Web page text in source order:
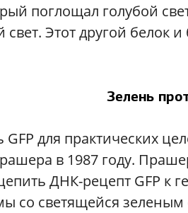
поглощал голубой
Этот другой белок
Зелень
GFP для практических
в 1987 году.
ДНК-рецепт GFP к
со светящейся